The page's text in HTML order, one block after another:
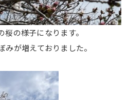
の様子になります。
が増えておりました。